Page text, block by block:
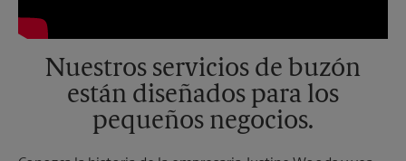
Nuestros servicios de buzón
están diseñados para los
pequeños negocios.